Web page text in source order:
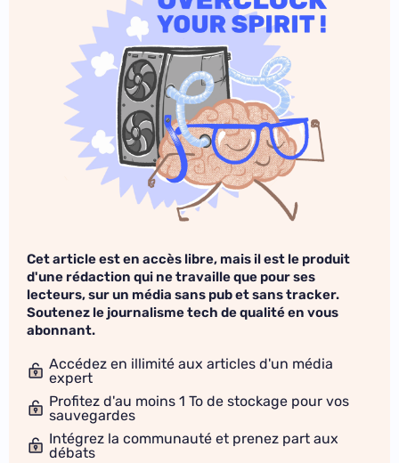
Cet article est en accès libre, mais il est le produit
d'une rédaction qui ne travaille que pour ses
lecteurs, sur un média sans pub et sans tracker.
Soutenez le journalisme tech de qualité en vous
abonnant.
Accédez en illimité aux articles d'un média
expert
Profitez d'au moins 1 To de stockage pour vos
sauvegardes
Intégrez la communauté et prenez part aux
débats